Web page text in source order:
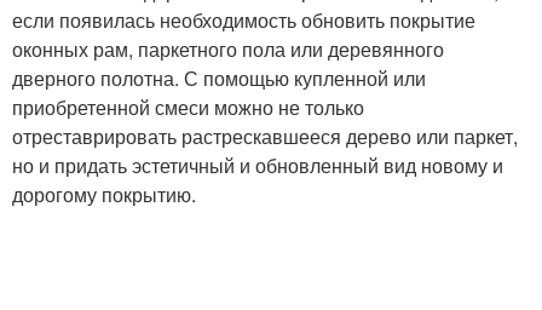
если появилась необходимость обновить покрытие
оконных рам, паркетного пола или деревянного
дверного полотна. С помощью купленной или
приобретенной смеси можно не только
отреставрировать растрескавшееся дерево или паркет,
но и придать эстетичный и обновленный вид новому и
дорогому покрытию.